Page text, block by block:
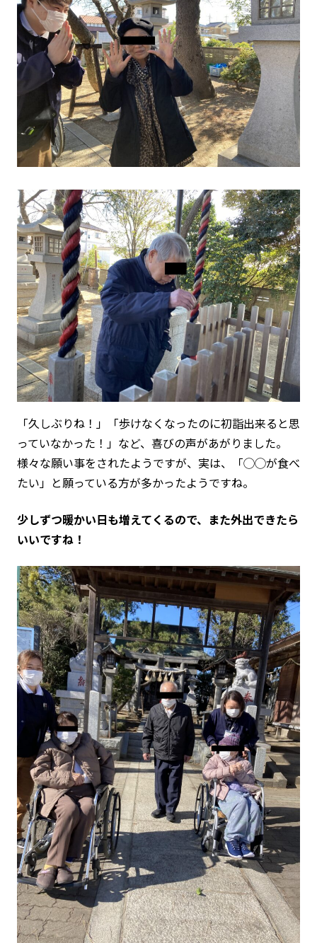
「久しぶりね！」「歩けなくなったのに初詣出来ると思
っていなかった！」など、喜びの声があがりました。
様々な願い事をされたようですが、実は、「◯◯が食べ
たい」と願っている方が多かったようですね。
少しずつ暖かい日も増えてくるので、また外出できたら
いいですね！